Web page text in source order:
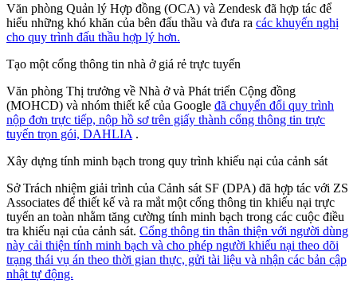
Văn phòng Quản lý Hợp đồng (OCA) và Zendesk đã hợp tác để
hiểu những khó khăn của bên đấu thầu và đưa ra các khuyến nghị
cho quy trình đấu thầu hợp lý hơn.
Tạo một cổng thông tin nhà ở giá rẻ trực tuyến
Văn phòng Thị trưởng về Nhà ở và Phát triển Cộng đồng
(MOHCD) và nhóm thiết kế của Google đã chuyển đổi quy trình
nộp đơn trực tiếp, nộp hồ sơ trên giấy thành cổng thông tin trực
tuyến trọn gói, DAHLIA .
Xây dựng tính minh bạch trong quy trình khiếu nại của cảnh sát
Sở Trách nhiệm giải trình của Cảnh sát SF (DPA) đã hợp tác với ZS
Associates để thiết kế và ra mắt một cổng thông tin khiếu nại trực
tuyến an toàn nhằm tăng cường tính minh bạch trong các cuộc điều
tra khiếu nại của cảnh sát. Cổng thông tin thân thiện với người dùng
này cải thiện tính minh bạch và cho phép người khiếu nại theo dõi
trạng thái vụ án theo thời gian thực, gửi tài liệu và nhận các bản cập
nhật tự động.